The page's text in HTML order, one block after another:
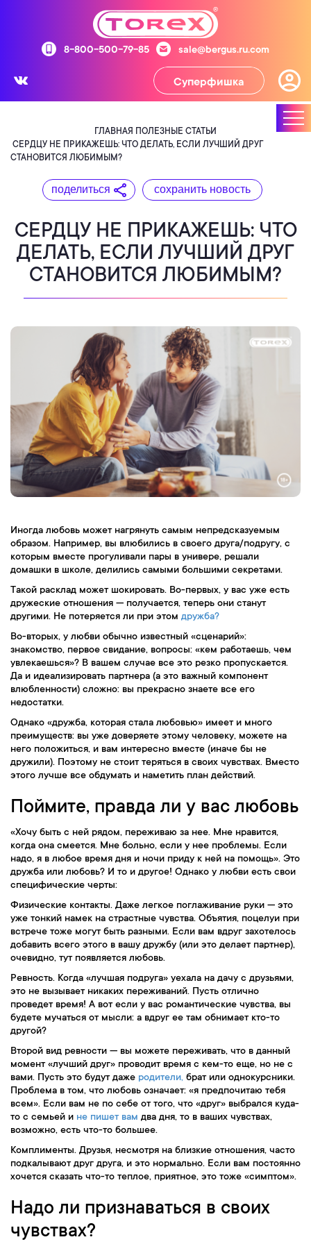
8-800-500-79-85 sale@bergus.ru.com
Суперфишка
ГЛАВНАЯ ПОЛЕЗНЫЕ СТАТЬИ
СЕРДЦУ НЕ ПРИКАЖЕШЬ: ЧТО ДЕЛАТЬ, ЕСЛИ ЛУЧШИЙ ДРУГ
СТАНОВИТСЯ ЛЮБИМЫМ?
поделиться сохранить новость
СЕРДЦУ НЕ ПРИКАЖЕШЬ: ЧТО
ДЕЛАТЬ, ЕСЛИ ЛУЧШИЙ ДРУГ
СТАНОВИТСЯ ЛЮБИМЫМ?
Иногда любовь может нагрянуть самым непредсказуемым
образом. Например, вы влюбились в своего друга/подругу, с
которым вместе прогуливали пары в универе, решали
домашки в школе, делились самыми большими секретами.
Такой расклад может шокировать. Во-первых, у вас уже есть
дружеские отношения — получается, теперь они станут
другими. Не потеряется ли при этом дружба?
Во-вторых, у любви обычно известный «сценарий»:
знакомство, первое свидание, вопросы: «кем работаешь, чем
увлекаешься»? В вашем случае все это резко пропускается.
Да и идеализировать партнера (а это важный компонент
влюбленности) сложно: вы прекрасно знаете все его
недостатки.
Однако «дружба, которая стала любовью» имеет и много
преимуществ: вы уже доверяете этому человеку, можете на
него положиться, и вам интересно вместе (иначе бы не
дружили). Поэтому не стоит теряться в своих чувствах. Вместо
этого лучше все обдумать и наметить план действий.
Поймите, правда ли у вас любовь
«Хочу быть с ней рядом, переживаю за нее. Мне нравится,
когда она смеется. Мне больно, если у нее проблемы. Если
надо, я в любое время дня и ночи приду к ней на помощь». Это
дружба или любовь? И то и другое! Однако у любви есть свои
специфические черты:
Физические контакты. Даже легкое поглаживание руки — это
уже тонкий намек на страстные чувства. Объятия, поцелуи при
встрече тоже могут быть разными. Если вам вдруг захотелось
добавить всего этого в вашу дружбу (или это делает партнер),
очевидно, тут появляется любовь.
Ревность. Когда «лучшая подруга» уехала на дачу с друзьями,
это не вызывает никаких переживаний. Пусть отлично
проведет время! А вот если у вас романтические чувства, вы
будете мучаться от мысли: а вдруг ее там обнимает кто-то
другой?
Второй вид ревности — вы можете переживать, что в данный
момент «лучший друг» проводит время с кем-то еще, но не с
вами. Пусть это будут даже родители, брат или однокурсники.
Проблема в том, что любовь означает: «я предпочитаю тебя
всем». Если вам не по себе от того, что «друг» выбрался куда-
то с семьей и не пишет вам два дня, то в ваших чувствах,
возможно, есть что-то большее.
Комплименты. Друзья, несмотря на близкие отношения, часто
подкалывают друг друга, и это нормально. Если вам постоянно
хочется сказать что-то теплое, приятное, это тоже «симптом».
Надо ли признаваться в своих
чувствах?